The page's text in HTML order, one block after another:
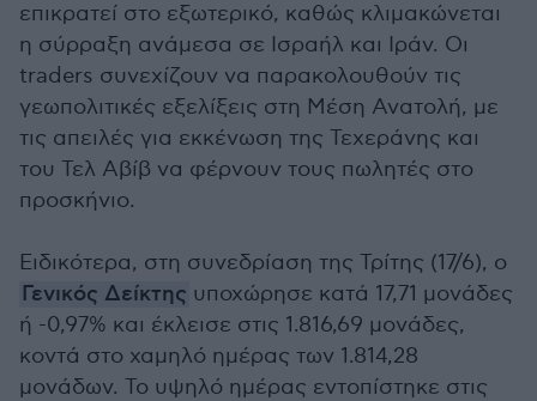
επικρατεί στο εξωτερικό, καθώς κλιμακώνεται
η σύρραξη ανάμεσα σε Ισραήλ και Ιράν. Οι
traders συνεχίζουν να παρακολουθούν τις
γεωπολιτικές εξελίξεις στη Μέση Ανατολή, με
τις απειλές για εκκένωση της Τεχεράνης και
του Τελ Αβίβ να φέρνουν τους πωλητές στο
προσκήνιο.
Ειδικότερα, στη συνεδρίαση της Τρίτης (17/6), ο
Γενικός Δείκτης υποχώρησε κατά 17,71 μονάδες
ή -0,97% και έκλεισε στις 1.816,69 μονάδες,
κοντά στο χαμηλό ημέρας των 1.814,28
μονάδων. Το υψηλό ημέρας εντοπίστηκε στις